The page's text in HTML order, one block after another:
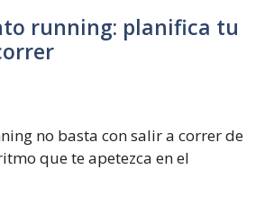
running: planifica tu
no basta con salir a correr de
que te apetezca en el